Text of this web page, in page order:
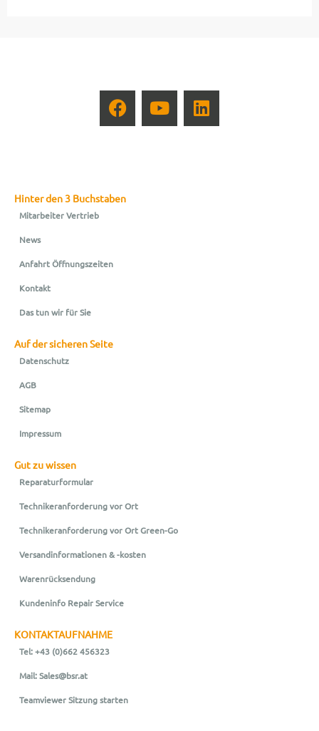
Hinter den 3 Buchstaben
Mitarbeiter Vertrieb
News
Anfahrt Öffnungszeiten
Kontakt
Das tun wir für Sie
Auf der sicheren Seite
Datenschutz
AGB
Sitemap
Impressum
Gut zu wissen
Reparaturformular
Technikeranforderung vor Ort
Technikeranforderung vor Ort Green-Go
Versandinformationen & -kosten
Warenrücksendung
Kundeninfo Repair Service
KONTAKTAUFNAHME
Tel: +43 (0)662 456323
Mail: Sales@bsr.at
Teamviewer Sitzung starten